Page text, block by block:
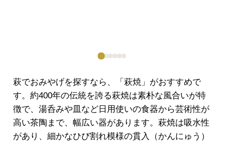
萩でおみやげを探すなら、「萩焼」がおすすめで
す。約400年の伝統を誇る萩焼は素朴な風合いが特
徴で、湯呑みや皿など日用使いの食器から芸術性が
高い茶陶まで、幅広い器があります。萩焼は吸水性
があり、細かなひび割れ模様の貫入（かんにゅう）